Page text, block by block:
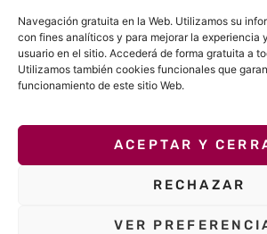
Navegación gratuita en la Web. Utilizamos su
con fines analíticos y para mejorar la experiencia
usuario en el sitio. Accederá de forma gratuita a
Utilizamos también cookies funcionales que
funcionamiento de este sitio Web.
ACEPTAR Y
RECHAZAR
VER
Museo de la
Valladolid
la Universidad de Valladolid, donde
explorar fascinantes colecciones
ciencias naturales y biomédicas en